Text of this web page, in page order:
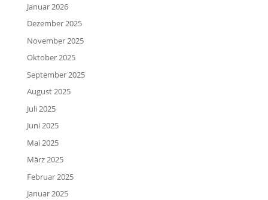
Januar 2026
Dezember 2025
November 2025
Oktober 2025
September 2025
August 2025
Juli 2025
Juni 2025
Mai 2025
März 2025
Februar 2025
Januar 2025